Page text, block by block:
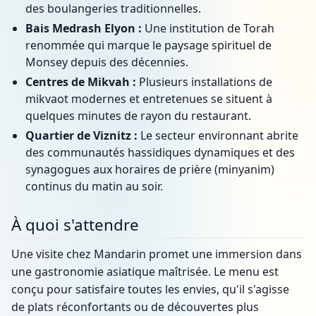
des boulangeries traditionnelles.
Bais Medrash Elyon : Une institution de Torah
renommée qui marque le paysage spirituel de
Monsey depuis des décennies.
Centres de Mikvah : Plusieurs installations de
mikvaot modernes et entretenues se situent à
quelques minutes de rayon du restaurant.
Quartier de Viznitz : Le secteur environnant abrite
des communautés hassidiques dynamiques et des
synagogues aux horaires de prière (minyanim)
continus du matin au soir.
À quoi s'attendre
Une visite chez Mandarin promet une immersion dans
une gastronomie asiatique maîtrisée. Le menu est
conçu pour satisfaire toutes les envies, qu'il s'agisse
de plats réconfortants ou de découvertes plus